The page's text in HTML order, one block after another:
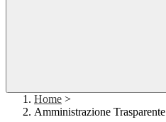
Home >
Amministrazione Trasparente